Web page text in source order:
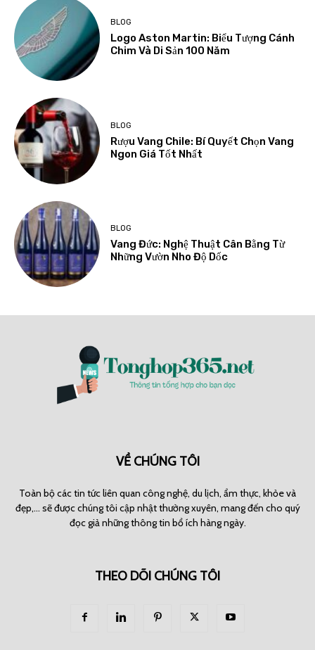
BLOG
Logo Aston Martin: Biểu Tượng Cánh
Chim Và Di Sản 100 Năm
BLOG
Rượu Vang Chile: Bí Quyết Chọn Vang
Ngon Giá Tốt Nhất
BLOG
Vang Đức: Nghệ Thuật Cân Bằng Từ
Những Vườn Nho Độ Dốc
VỀ CHÚNG TÔI
Toàn bộ các tin tức liên quan công nghệ, du lịch, ẩm thực, khỏe và
đẹp,... sẽ được chúng tôi cập nhật thường xuyên, mang đến cho quý
đọc giả những thông tin bổ ích hàng ngày.
THEO DÕI CHÚNG TÔI